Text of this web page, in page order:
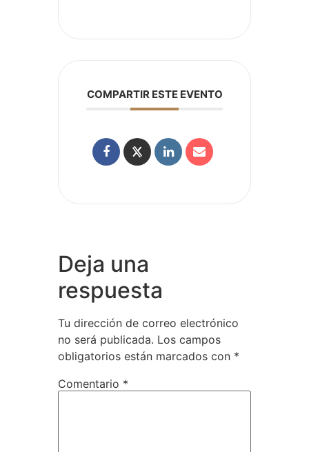
COMPARTIR ESTE EVENTO
Deja una
respuesta
Tu dirección de correo electrónico
no será publicada. Los campos
obligatorios están marcados con *
Comentario *